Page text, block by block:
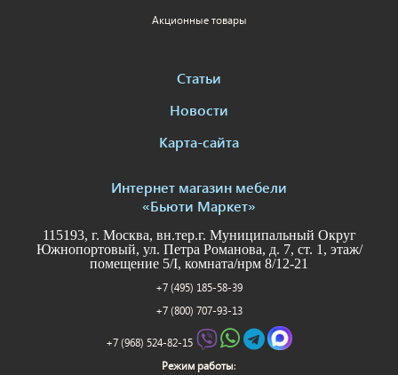
Акционные товары
Статьи
Новости
Карта-сайта
Интернет магазин мебели
«Бьюти Маркет»
115193, г. Москва, вн.тер.г. Муниципальный Округ
Южнопортовый, ул. Петра Романова, д. 7, ст. 1, этаж/
помещение 5/I, комната/нрм 8/12-21
+7 (495) 185-58-39
+7 (800) 707-93-13
+7 (968) 524-82-15
Режим работы: